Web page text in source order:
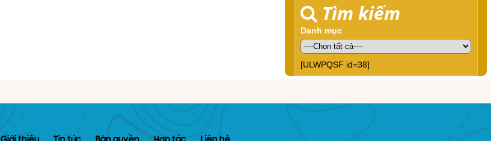
Tìm kiếm
Danh mục
[ULWPQSF id=38]